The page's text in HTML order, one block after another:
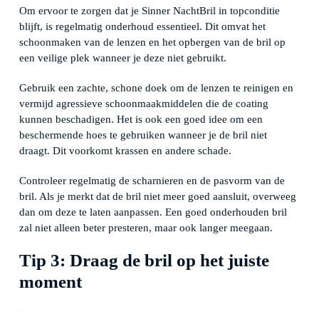
Om ervoor te zorgen dat je Sinner NachtBril in topconditie
blijft, is regelmatig onderhoud essentieel. Dit omvat het
schoonmaken van de lenzen en het opbergen van de bril op
een veilige plek wanneer je deze niet gebruikt.
Gebruik een zachte, schone doek om de lenzen te reinigen en
vermijd agressieve schoonmaakmiddelen die de coating
kunnen beschadigen. Het is ook een goed idee om een
beschermende hoes te gebruiken wanneer je de bril niet
draagt. Dit voorkomt krassen en andere schade.
Controleer regelmatig de scharnieren en de pasvorm van de
bril. Als je merkt dat de bril niet meer goed aansluit, overweeg
dan om deze te laten aanpassen. Een goed onderhouden bril
zal niet alleen beter presteren, maar ook langer meegaan.
Tip 3: Draag de bril op het juiste
moment